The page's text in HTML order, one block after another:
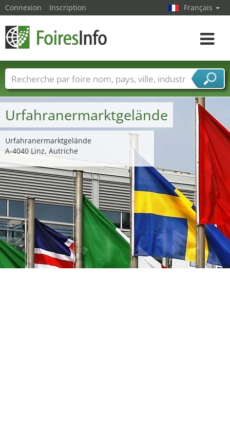
Urfahranermarktgelände
Urfahranermarktgelände
A-4040 Linz, Autriche
Connexion Inscription Français
Toggle
Foire noms Pays Villes
Secteurs de foire
Secteurs du fournisseur de services